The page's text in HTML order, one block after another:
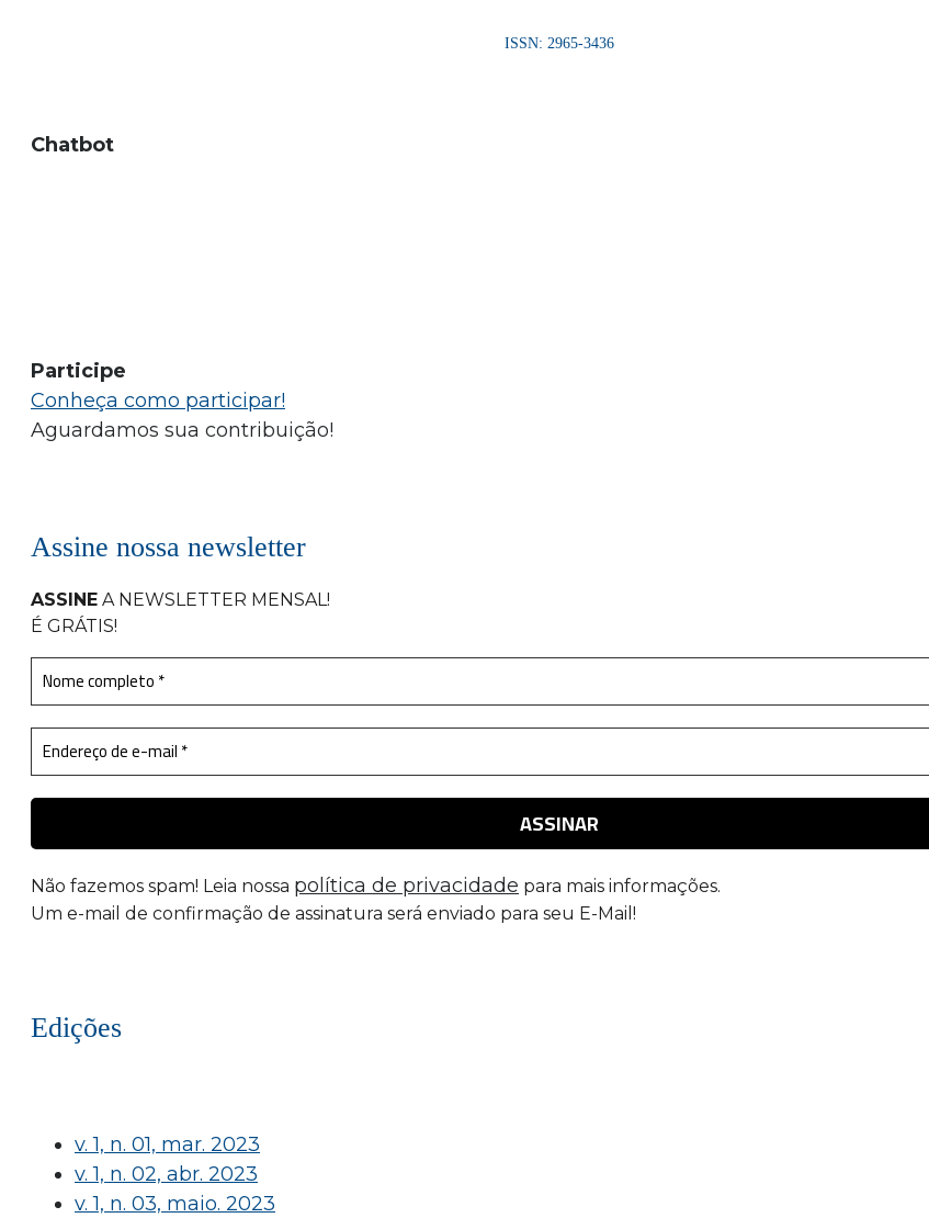
ISSN: 2965-3436
Chatbot
Participe
Conheça como participar!
Aguardamos sua contribuição!
Assine nossa newsletter
ASSINE A NEWSLETTER MENSAL!
É GRÁTIS!
Não fazemos spam! Leia nossa política de privacidade para mais informações.
Um e-mail de confirmação de assinatura será enviado para seu E-Mail!
Edições
v. 1, n. 01, mar. 2023
v. 1, n. 02, abr. 2023
v. 1, n. 03, maio. 2023